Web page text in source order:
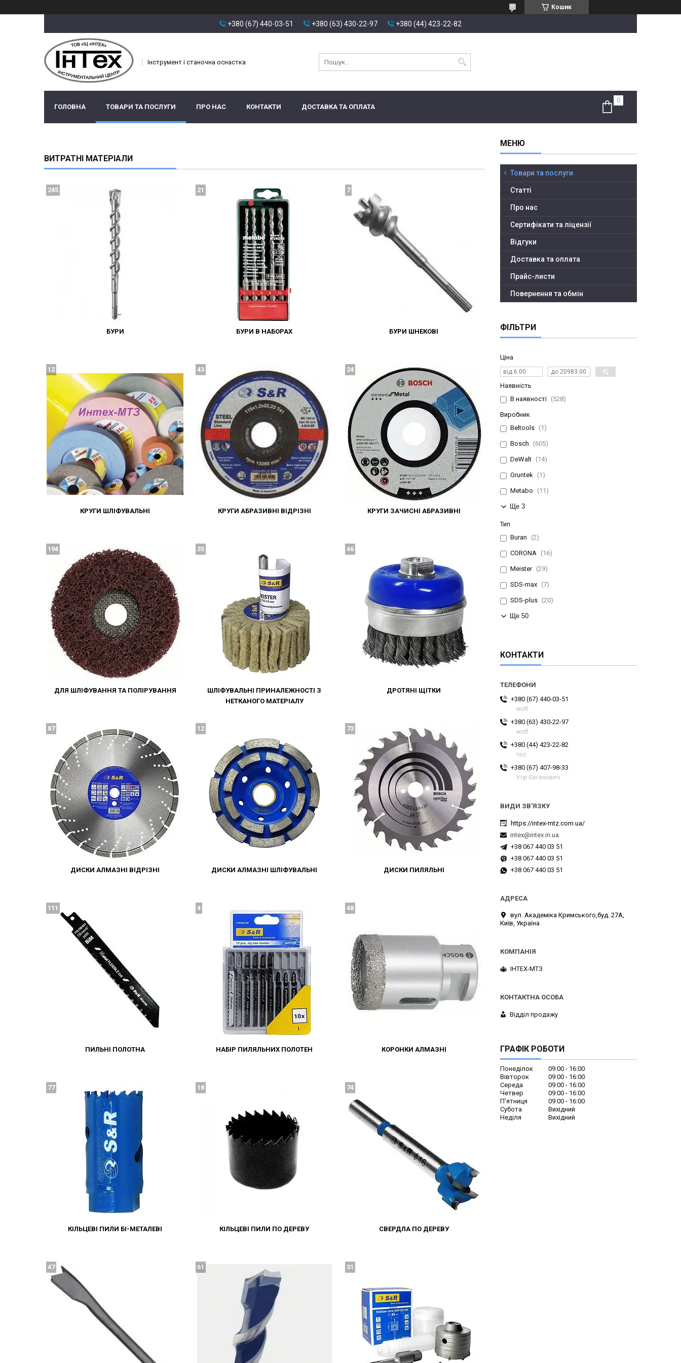
Кошик
+380 (67) 440-03-51 +380 (63) 430-22-97 +380 (44) 423-22-82
Інструмент і станочна оснастка
ГОЛОВНА ТОВАРИ ТА ПОСЛУГИ ПРО НАС КОНТАКТИ ДОСТАВКА ТА ОПЛАТА
ВИТРАТНІ МАТЕРІАЛИ
БУРИ
245
БУРИ В НАБОРАХ
21
БУРИ ШНЕКОВІ
7
КРУГИ ШЛІФУВАЛЬНІ
12
КРУГИ АБРАЗИВНІ ВІДРІЗНІ
43
КРУГИ ЗАЧИСНІ АБРАЗИВНІ
24
ДЛЯ ШЛІФУВАННЯ ТА ПОЛІРУВАННЯ
194
ШЛІФУВАЛЬНІ ПРИНАЛЕЖНОСТІ З
НЕТКАНОГО МАТЕРІАЛУ
35
ДРОТЯНІ ЩІТКИ
46
ДИСКИ АЛМАЗНІ ВІДРІЗНІ
87
ДИСКИ АЛМАЗНІ ШЛІФУВАЛЬНІ
12
ДИСКИ ПИЛЯЛЬНІ
73
ПИЛЬНІ ПОЛОТНА
111
НАБІР ПИЛЯЛЬНИХ ПОЛОТЕН
4
КОРОНКИ АЛМАЗНІ
48
КІЛЬЦЕВІ ПИЛИ БІ-МЕТАЛЕВІ
77
КІЛЬЦЕВІ ПИЛИ ПО ДЕРЕВУ
18
СВЕРДЛА ПО ДЕРЕВУ
74
47 61 31
Товари та послуги
Статті
Про нас
Сертифікати та ліцензії
Відгуки
Доставка та оплата
Прайс-листи
Повернення та обмін
ФІЛЬТРИ
Ціна
Наявність
В наявності
528
Виробник
Beltools
1
Bosch 605
DeWalt 14
Gruntek 1
Metabo 11
Ще 3
Тип
Buran
2
CORONA 16
Meister 29
SDS-max 7
SDS-plus 20
Ще 50
КОНТАКТИ
+380 (67) 440-03-51
моб.
+380 (63) 430-22-97
моб.
+380 (44) 423-22-82
тел.
+380 (67) 407-98-33
Ігор Євгенович
https://intex-mtz.com.ua/
intex@intex.in.ua
+38 067 440 03 51
+38 067 440 03 51
+38 067 440 03 51
вул. Академіка Кримського,буд. 27А,
Київ, Україна
ІНТЕХ-МТЗ
Відділ продажу
ГРАФІК РОБОТИ
Понеділок 09:00
16:00
Вівторок
09:00
16:00
Середа
09:00
16:00
Четвер
09:00
16:00
Пʼятниця
09:00
16:00
Субота
Вихідний
Неділя
Вихідний